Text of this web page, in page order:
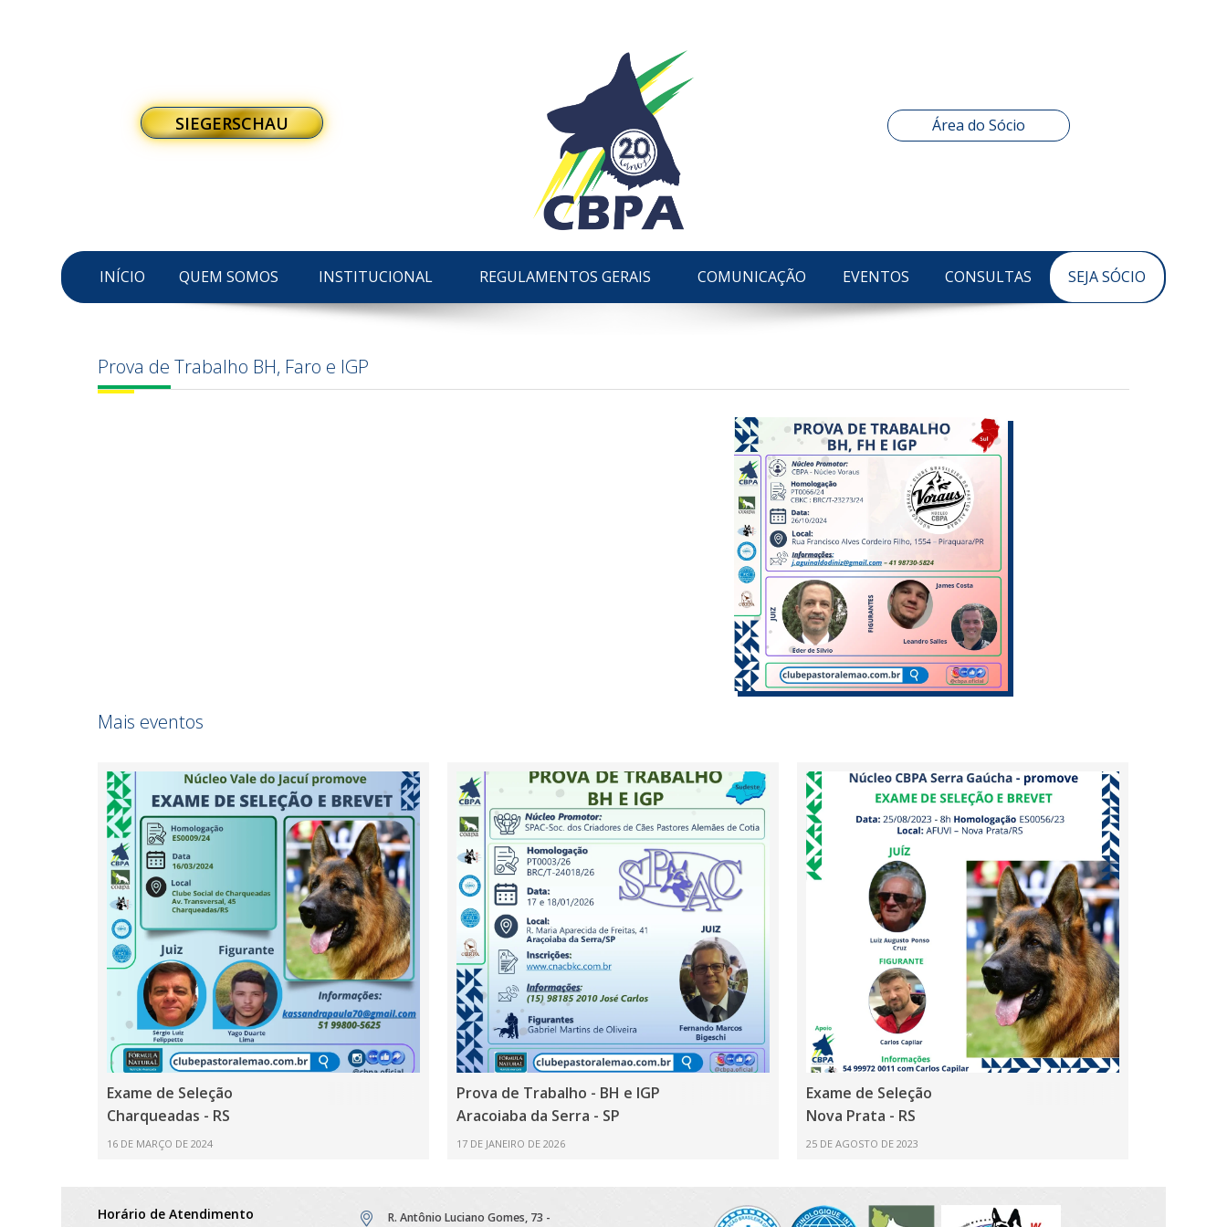
Área do Sócio
SIEGERSCHAU
INÍCIO QUEM SOMOS INSTITUCIONAL REGULAMENTOS GERAIS COMUNICAÇÃO EVENTOS CONSULTAS SEJA SÓCIO
Prova de Trabalho BH, Faro e IGP
Mais eventos
Exame de Seleção
Charqueadas - RS
16 DE MARÇO DE 2024
Prova de Trabalho - BH e IGP
Aracoiaba da Serra - SP
17 DE JANEIRO DE 2026
Exame de Seleção
Nova Prata - RS
25 DE AGOSTO DE 2023
Horário de Atendimento
R. Antônio Luciano Gomes, 73 -